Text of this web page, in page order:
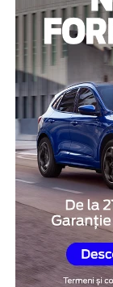
Pentru multe
modalitate de a
și de a
situația
Unul dintre cele
poligraf este
monitorizarea
precum ritmul
modificările